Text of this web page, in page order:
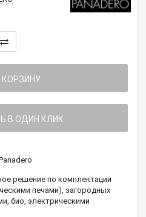
КОРЗИНУ
В ОДИН КЛИК
решение по комплектации
печами), загородных
био, электрическими